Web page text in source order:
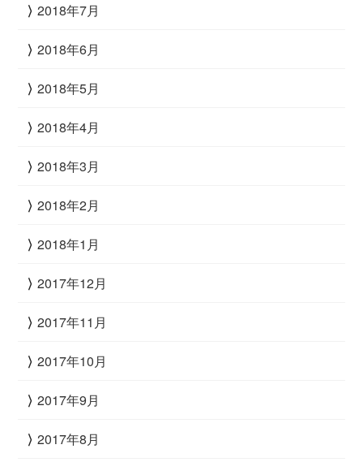
2018年7月
2018年6月
2018年5月
2018年4月
2018年3月
2018年2月
2018年1月
2017年12月
2017年11月
2017年10月
2017年9月
2017年8月